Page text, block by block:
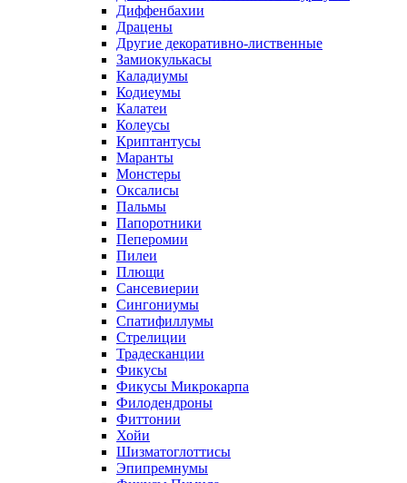
Диффенбахии
Драцены
Другие декоративно-лиственные
Замиокулькасы
Каладиумы
Кодиеумы
Калатеи
Колеусы
Криптантусы
Маранты
Монстеры
Оксалисы
Пальмы
Папоротники
Пеперомии
Пилеи
Плющи
Сансевиерии
Сингониумы
Спатифиллумы
Стрелиции
Традесканции
Фикусы
Фикусы Микрокарпа
Филодендроны
Фиттонии
Хойи
Шизматоглоттисы
Эпипремнумы